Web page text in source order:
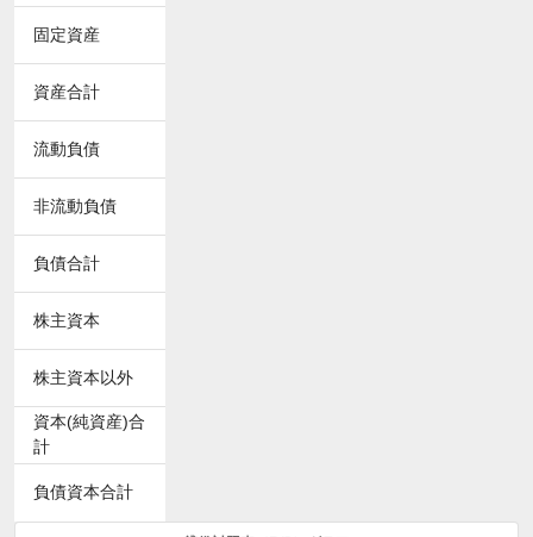
固定資産
資産合計
流動負債
非流動負債
負債合計
株主資本
株主資本以外
資本(純資産)合
計
負債資本合計